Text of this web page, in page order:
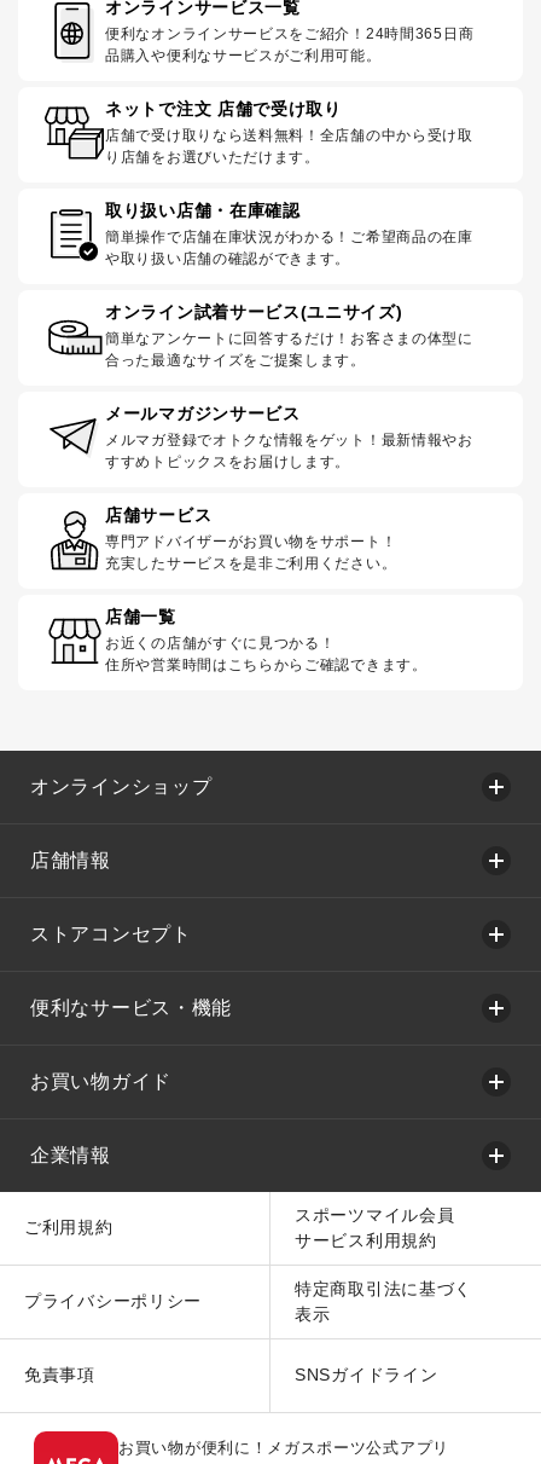
オンラインサービス一覧
便利なオンラインサービスをご紹介！24時間365日商
品購入や便利なサービスがご利用可能。
ネットで注文 店舗で受け取り
店舗で受け取りなら送料無料！全店舗の中から受け取
り店舗をお選びいただけます。
取り扱い店舗・在庫確認
簡単操作で店舗在庫状況がわかる！ご希望商品の在庫
や取り扱い店舗の確認ができます。
オンライン試着サービス(ユニサイズ)
簡単なアンケートに回答するだけ！お客さまの体型に
合った最適なサイズをご提案します。
メールマガジンサービス
メルマガ登録でオトクな情報をゲット！最新情報やお
すすめトピックスをお届けします。
店舗サービス
専門アドバイザーがお買い物をサポート！
充実したサービスを是非ご利用ください。
店舗一覧
お近くの店舗がすぐに見つかる！
住所や営業時間はこちらからご確認できます。
オンラインショップ
店舗情報
ストアコンセプト
便利なサービス・機能
お買い物ガイド
企業情報
ご利用規約
スポーツマイル会員
サービス利用規約
プライバシーポリシー
特定商取引法に基づく
表示
免責事項 SNSガイドライン
お買い物が便利に！メガスポーツ公式アプリ